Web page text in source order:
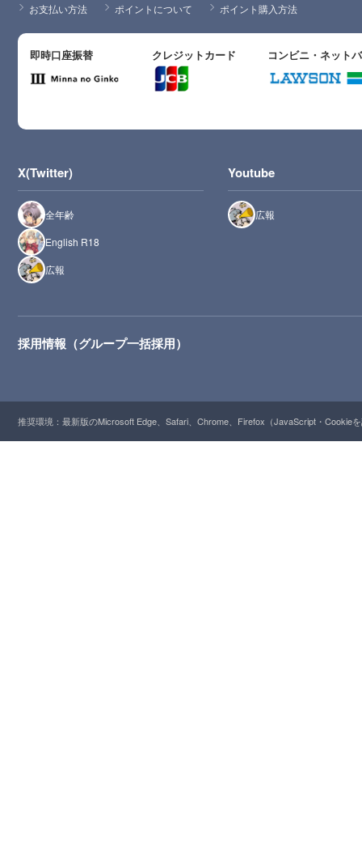
お支払い方法 ポイントについて ポイント購入方法
即時口座振替 クレジットカード コンビニ・ネット
X(Twitter)
全年齢
English R18
広報
Youtube
広報
採用情報（グループ一括採用）
推奨環境：最新版のMicrosoft Edge、Safari、Chrome、Firefox（JavaScript・Cookie